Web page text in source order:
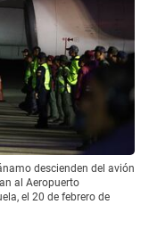
descienden del avión
al Aeropuerto
el 20 de febrero de